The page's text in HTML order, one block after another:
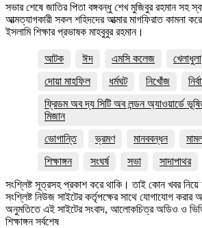
সভার শেষে জাতির পিতা বঙ্গবন্ধু শেখ মুজিবুর রহমান সহ
আত্মত্যাগকারী সকল শহিদদের আত্মার মাগফিরাত কামনা
ইসলামি শিক্ষার প্রভাষক মাহবুবুর রহমান।
আটক ঈদ এমসি কলেজ খেলাধুলা
দোয়া মাহফিল
ধর্মঘট নিখোঁজ
ফ্রিডম অব দ্য সিটি অব লন্ডন অ্যাওয়ার্ডে
মিজান
ভোগান্তি
ভ্রমণ মানববন্ধন
শিক্ষাঙ্গন
সংঘর্ষ সভা সাদাপাথর
সংশ্লিষ্ট সূত্রসহ প্রকাশ করে থাকি। তাই কোন খবর
সংশ্লিষ্ট নিউজ সাইটের কর্তৃপক্ষের সাথে যোগাযোগ করার
অনুমতিতে এই সাইটের সংবাদ, আলোকচিত্র অডিও ও
শিক্ষাঙ্গন সর্বশেষ